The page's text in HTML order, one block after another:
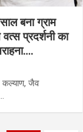
बना ग्राम
प्रदर्शनी का
कल्याण, जैव